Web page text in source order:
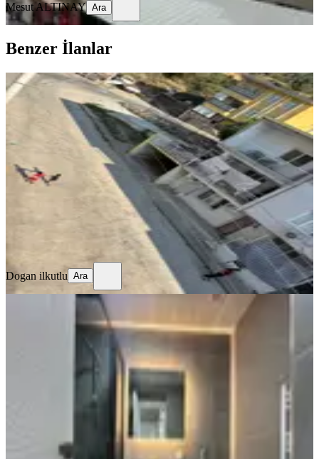
Mesut ALTINAY Ara
Benzer İlanlar
YENİ
Altındağ Merkez Mahallesi’nde 2 + 1
Ev Temiz
Bornova, Merkez Mahallesi
2+1·120 m² ·3. Kat·08.08.2026
25.000 ₺
Dogan ilkutlu
Dogan ilkutlu Ara
Point Residence Kiralık Eşyalı 26. Kat
Deniz Cephe 1+1 Daire
Bornova, Yeşilova Mahallesi
65 m²·21. Kat